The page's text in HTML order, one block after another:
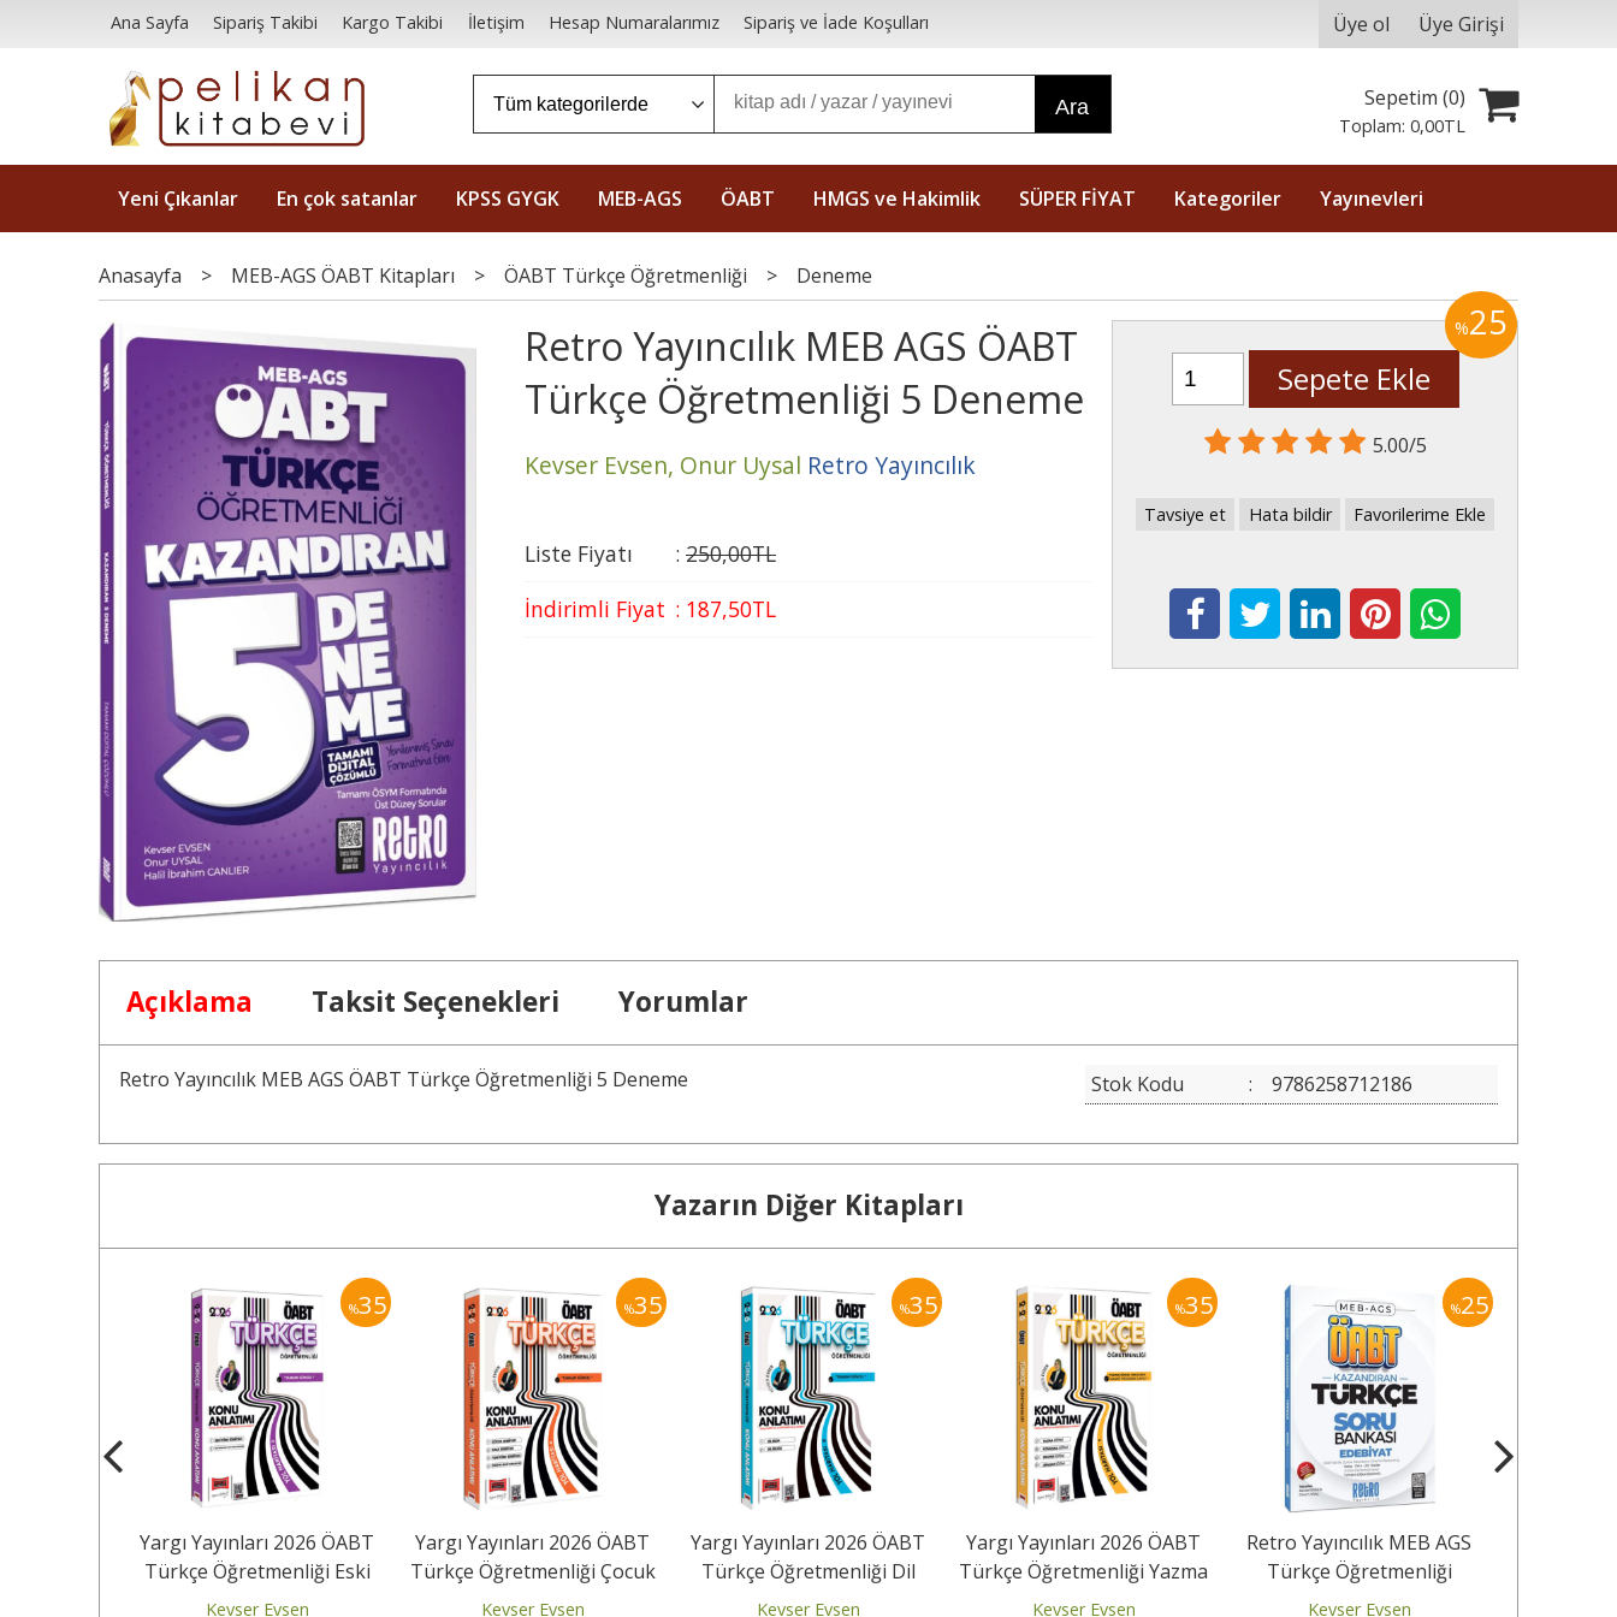
Ana Sayfa Sipariş Takibi Kargo Takibi İletişim Hesap Numaralarımız Sipariş ve İade Koşulları Üye ol Üye Girişi
Ara Sepetim (0)
Toplam:0,00TL
Yeni Çıkanlar En çok satanlar KPSS GYGK MEB-AGS ÖABT HMGS ve Hakimlik SÜPER FİYAT Kategoriler Yayınevleri
Anasayfa > MEB-AGS ÖABT Kitapları > ÖABT Türkçe Öğretmenliği > Deneme
Retro Yayıncılık MEB AGS ÖABT
Türkçe Öğretmenliği 5 Deneme
Kevser Evsen, Onur Uysal Retro Yayıncılık
Liste Fiyatı : 250,00TL
İndirimli Fiyat : 187,50TL
%25
Sepete Ekle
5.00/5
Tavsiye et Hata bildir Favorilerime Ekle
Açıklama Taksit Seçenekleri Yorumlar
Retro Yayıncılık MEB AGS ÖABT Türkçe Öğretmenliği 5 Deneme Stok Kodu : 9786258712186
Yazarın Diğer Kitapları
%35
Yargı Yayınları 2026 ÖABT
Türkçe Öğretmenliği Eski
Türk Edebiyatı Konu...
Kevser Evsen
%35
Yargı Yayınları 2026 ÖABT
Türkçe Öğretmenliği Çocuk
Edebiyatı - Halk...
Kevser Evsen
%35
Yargı Yayınları 2026 ÖABT
Türkçe Öğretmenliği Dil
Bilim - Dil Bilgisi...
Kevser Evsen
%35
Yargı Yayınları 2026 ÖABT
Türkçe Öğretmenliği Yazma
Eğitimi - Konuşma...
Kevser Evsen
%25
Retro Yayıncılık MEB AGS
Türkçe Öğretmenliği
Edebiyat Soru Bankası
Kevser Evsen